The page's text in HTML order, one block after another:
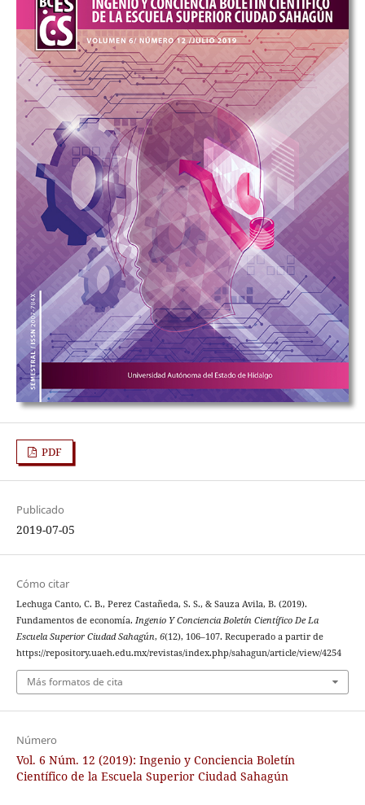
PDF
Publicado
2019-07-05
Cómo citar
Lechuga Canto, C. B., Perez Castañeda, S. S., & Sauza Avila, B. (2019).
Fundamentos de economía. Ingenio Y Conciencia Boletín Científico De La
Escuela Superior Ciudad Sahagún, 6(12), 106–107. Recuperado a partir de
https://repository.uaeh.edu.mx/revistas/index.php/sahagun/article/view/4254
Más formatos de cita
Número
Vol. 6 Núm. 12 (2019): Ingenio y Conciencia Boletín
Científico de la Escuela Superior Ciudad Sahagún